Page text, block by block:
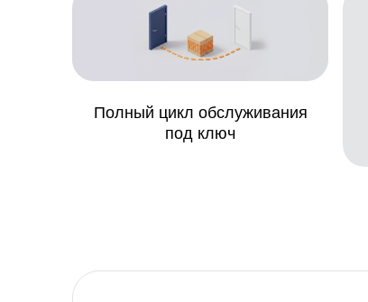
Полный цикл обслуживания
под ключ